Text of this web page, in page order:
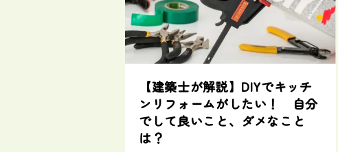
【建築士が解説】DIYでキッチ
ンリフォームがしたい！ 自分
でして良いこと、ダメなこと
は？